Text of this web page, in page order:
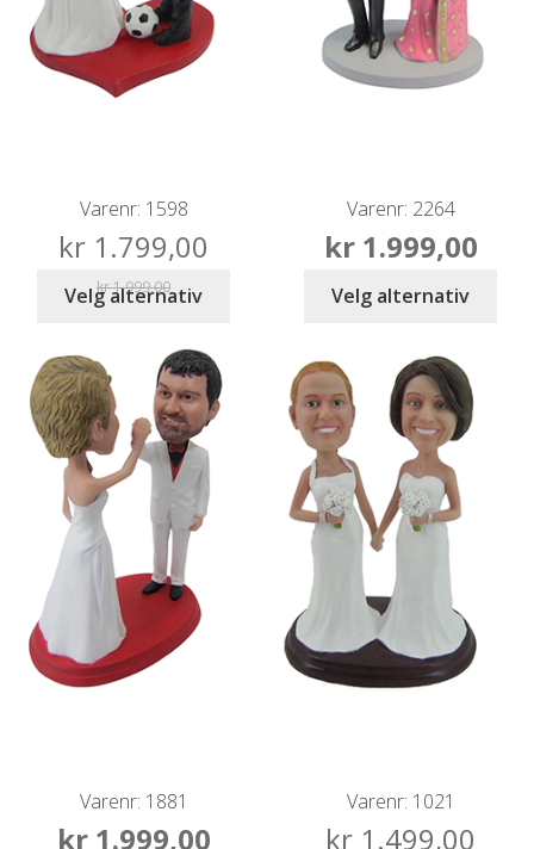
Varenr: 1598
kr1.999,00
kr 1.799,00
Velg alternativ
Varenr: 2264
kr1.999,00
Velg alternativ
Varenr: 1881
kr1.999,00
Varenr: 1021
kr 1.499,00